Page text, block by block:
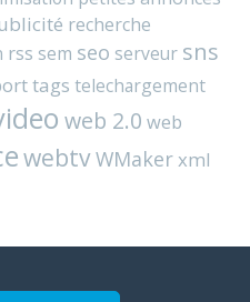
recherche
rss sem seo serveur sns
tags telechargement
web 2.0 web
webtvWMakerxml